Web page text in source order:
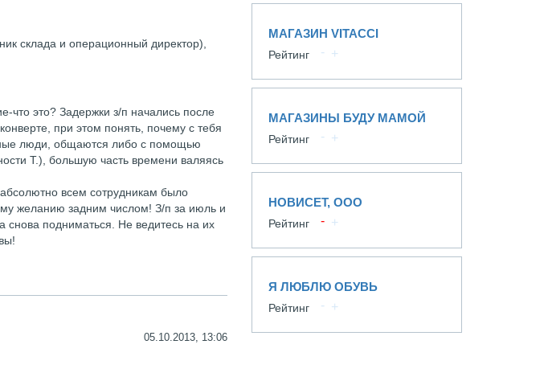
склада и операционный директор),
это? Задержки з/п начались после
при этом понять, почему с тебя
люди, общаются либо с помощью
Т.), большую часть времени валяясь
всем сотрудникам было
желанию задним числом! З/п за июль и
подниматься. Не ведитесь на их
05.10.2013, 13:06
МАГАЗИН VITACCI
Рейтинг
МАГАЗИНЫ БУДУ МАМОЙ
Рейтинг
НОВИСЕТ, ООО
Рейтинг
Я ЛЮБЛЮ ОБУВЬ
Рейтинг